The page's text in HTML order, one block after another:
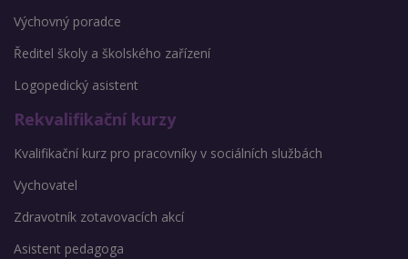
Výchovný poradce
Ředitel školy a školského zařízení
Logopedický asistent
Rekvalifikační kurzy
Kvalifikační kurz pro pracovníky v sociálních službách
Vychovatel
Zdravotník zotavovacích akcí
Asistent pedagoga